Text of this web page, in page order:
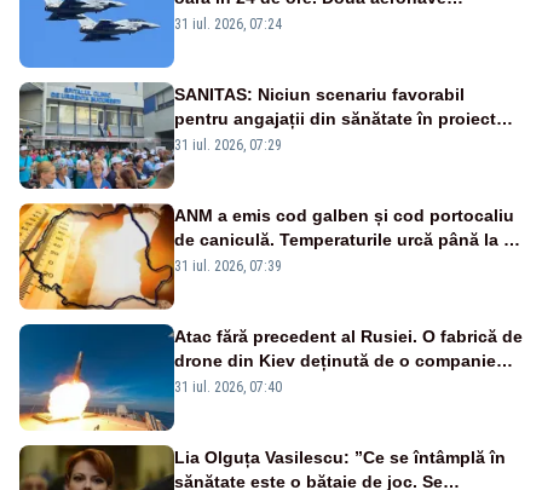
Eurofighter britanice au fost ridicate de la
31 iul. 2026, 07:24
SANITAS: Niciun scenariu favorabil
pentru angajații din sănătate în proiectul
Legii salarizării
31 iul. 2026, 07:29
ANM a emis cod galben și cod portocaliu
de caniculă. Temperaturile urcă până la 38
de grade, iar nopțile devin tropicale
31 iul. 2026, 07:39
Atac fără precedent al Rusiei. O fabrică de
drone din Kiev deținută de o companie
americană, distrusă de o rachetă
31 iul. 2026, 07:40
Lia Olguța Vasilescu: ”Ce se întâmplă în
sănătate este o bătaie de joc. Se